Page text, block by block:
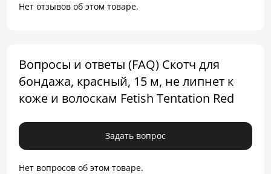
Нет отзывов об этом товаре.
Вопросы и ответы (FAQ) Скотч для
бондажа, красный, 15 м, не липнет к
коже и волоскам Fetish Tentation Red
Задать вопрос
Нет вопросов об этом товаре.